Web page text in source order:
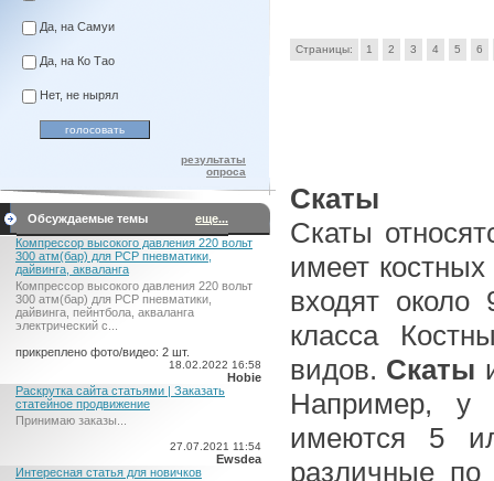
Да, на Самуи
Да, на Ко Тао
Нет, не нырял
результаты
опроса
Обсуждаемые темы
еще...
Компрессор высокого давления 220 вольт
300 атм(бар) для PCP пневматики,
дайвинга, акваланга
Компрессор высокого давления 220 вольт
300 атм(бар) для PCP пневматики,
дайвинга, пейнтбола, акваланга
электрический c...
прикреплено фото/видео: 2 шт.
18.02.2022 16:58
Hobie
Раскрутка сайта статьями | Заказать
статейное продвижение
Принимаю заказы...
27.07.2021 11:54
Ewsdea
Интересная статья для новичков
Страницы: 1 2 3 4 5 6
Скаты
Скаты
имеет
входят около
класса
видов. Скаты
Например, у
имеются 5
различные по